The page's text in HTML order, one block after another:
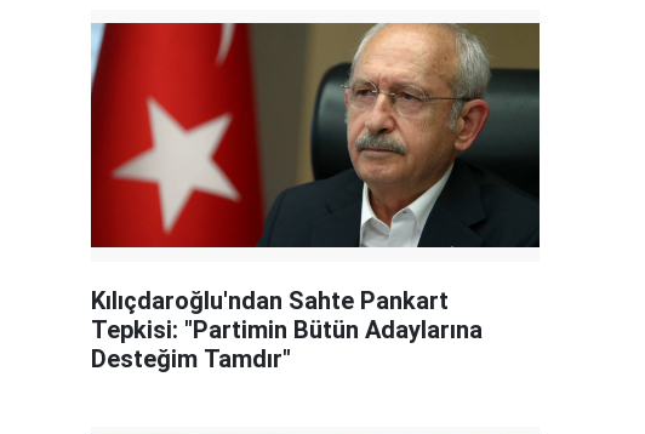
Kılıçdaroğlu'ndan Sahte Pankart
Tepkisi: "Partimin Bütün Adaylarına
Desteğim Tamdır"